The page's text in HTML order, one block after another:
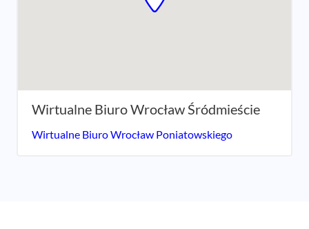
Wirtualne Biuro Wrocław Śródmieście
Wirtualne Biuro Wrocław Poniatowskiego